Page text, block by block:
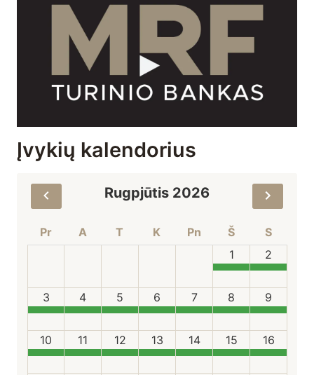
Įvykių kalendorius
Rugpjūtis 2026
Pr A T K Pn Š
S
1
2
3 4 5 6 7 8 9
10 11 12 13 14 15 16